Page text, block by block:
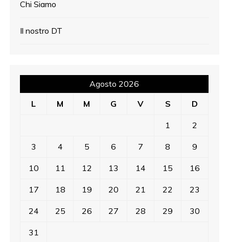
Chi Siamo
Il nostro DT
Agosto 2026
L
M M G V S D
1 2
3 4 5 6 7 8 9
10 11 12 13 14 15 16
17 18 19 20 21 22 23
24 25 26 27 28 29 30
31